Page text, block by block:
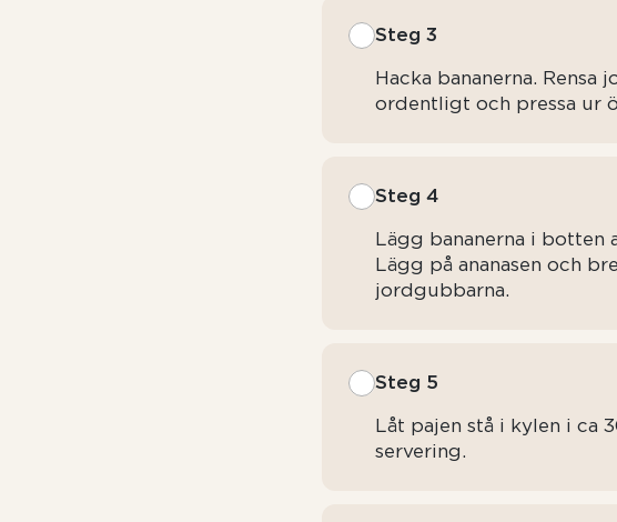
Steg 3
Hacka bananerna. Rensa
ordentligt och pressa ur
Steg 4
Lägg bananerna i botten
Lägg på ananasen och
jordgubbarna.
Steg 5
Låt pajen stå i kylen i ca
servering.